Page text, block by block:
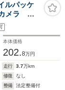
ルパッケ
メラ 純
ール 前
レーン
充電
本体価格
202.8万円
走行 3.7万km
修復
なし
整備
法定整備付